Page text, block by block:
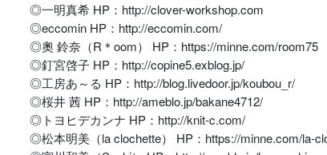
◎一明真希 HP：http://clover-workshop.com
◎eccomin HP：http://eccomin.com/
◎奧 鈴奈（R＊oom） HP：https://minne.com/room75
◎釘宮啓子 HP：http://copine5.exblog.jp/
◎工房あ～る HP：http://blog.livedoor.jp/koubou_r/
◎桜井 茜 HP：http://ameblo.jp/bakane4712/
◎トヨヒデカンナ HP：http://knit-c.com/
◎松本明美（la clochette） HP：https://minne.com/la-